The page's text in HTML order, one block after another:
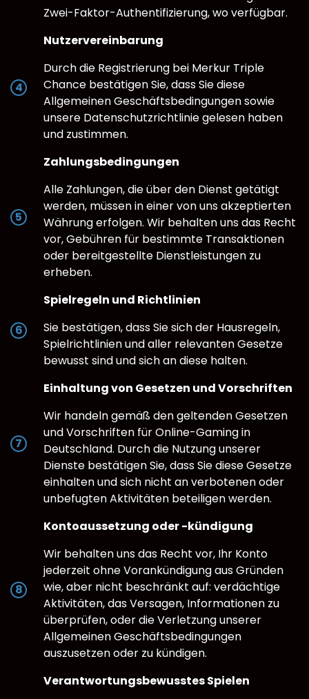
Zwei-Faktor-Authentifizierung, wo verfügbar.
Nutzervereinbarung
Durch die Registrierung bei Merkur Triple
Chance bestätigen Sie, dass Sie diese
Allgemeinen Geschäftsbedingungen sowie
unsere Datenschutzrichtlinie gelesen haben
und zustimmen.
Zahlungsbedingungen
Alle Zahlungen, die über den Dienst getätigt
werden, müssen in einer von uns akzeptierten
Währung erfolgen. Wir behalten uns das Recht
vor, Gebühren für bestimmte Transaktionen
oder bereitgestellte Dienstleistungen zu
erheben.
Spielregeln und Richtlinien
Sie bestätigen, dass Sie sich der Hausregeln,
Spielrichtlinien und aller relevanten Gesetze
bewusst sind und sich an diese halten.
Einhaltung von Gesetzen und Vorschriften
Wir handeln gemäß den geltenden Gesetzen
und Vorschriften für Online-Gaming in
Deutschland. Durch die Nutzung unserer
Dienste bestätigen Sie, dass Sie diese Gesetze
einhalten und sich nicht an verbotenen oder
unbefugten Aktivitäten beteiligen werden.
Kontoaussetzung oder -kündigung
Wir behalten uns das Recht vor, Ihr Konto
jederzeit ohne Vorankündigung aus Gründen
wie, aber nicht beschränkt auf: verdächtige
Aktivitäten, das Versagen, Informationen zu
überprüfen, oder die Verletzung unserer
Allgemeinen Geschäftsbedingungen
auszusetzen oder zu kündigen.
Verantwortungsbewusstes Spielen